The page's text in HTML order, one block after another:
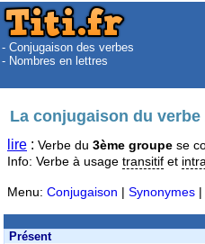
- Conjugaison des verbes
- Nombres en lettres
La conjugaison du verbe
lire : Verbe du 3ème groupe se
Info: Verbe à usage transitif et
Menu: Conjugaison | Synonymes |
Présent